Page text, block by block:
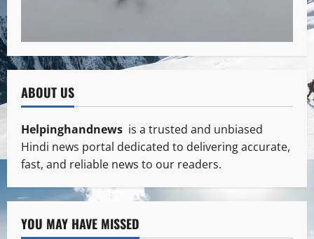
ABOUT US
Helpinghandnews is a trusted and unbiased
Hindi news portal dedicated to delivering accurate,
fast, and reliable news to our readers.
YOU MAY HAVE MISSED